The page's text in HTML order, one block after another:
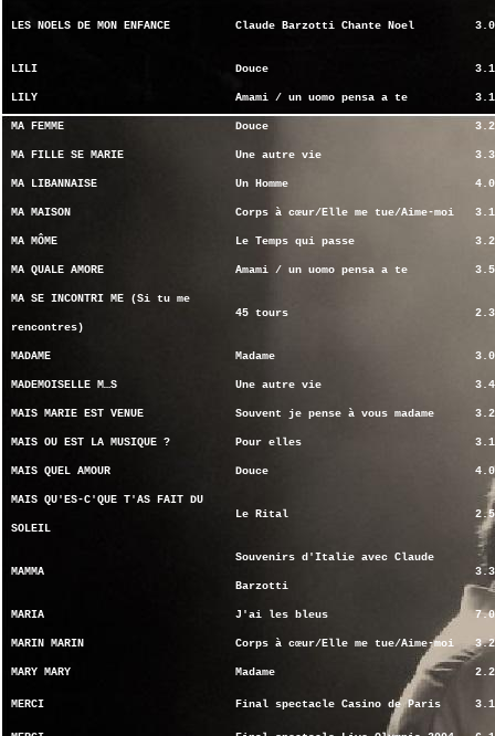
LES NOELS DE MON ENFANCE Claude Barzotti Chante Noel
LILI Douce
LILY Amami / un uomo pensa a te
MA FEMME Douce
MA FILLE SE MARIE Une autre vie
MA LIBANNAISE Un Homme
MA MAISON Corps à cœur/Elle me tue/Aime-moi
MA MÔME Le Temps qui passe
MA QUALE AMORE Amami / un uomo pensa a te
MA SE INCONTRI ME (Si tu me
rencontres)
45 tours
MADAME Madame
MADEMOISELLE M…S Une autre vie
MAIS MARIE EST VENUE Souvent je pense à vous madame
MAIS OU EST LA MUSIQUE ? Pour elles
MAIS QUEL AMOUR Douce
MAIS QU'ES-C'QUE T'AS FAIT DU
SOLEIL
Le Rital
MAMMA
Souvenirs d'Italie avec Claude
Barzotti
MARIA J'ai les bleus
MARIN MARIN Corps à cœur/Elle me tue/Aime-moi
MARY MARY Madame
MERCI Final spectacle Casino de Paris